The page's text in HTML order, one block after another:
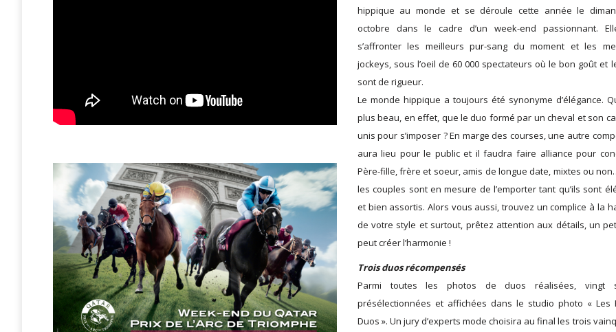
hippique au monde et se déroule cette année le
octobre dans le cadre d’un week-end passionnant.
s’affronter les meilleurs pur-sang du moment et les
jockeys, sous l’oeil de 60 000 spectateurs où le bon goût et
sont de rigueur.
Le monde hippique a toujours été synonyme d’élégance.
plus beau, en effet, que le duo formé par un cheval et son
unis pour s’imposer ? En marge des courses, une autre
aura lieu pour le public et il faudra faire alliance pour
Père-fille, frère et soeur, amis de longue date, mixtes ou
les couples sont en mesure de l’emporter tant qu’ils sont
et bien assortis. Alors vous aussi, trouvez un complice à la
de votre style et surtout, prêtez attention aux détails, un
peut créer l’harmonie !
Trois duos récompensés
Parmi toutes les photos de duos réalisées, vingt
présélectionnées et affichées dans le studio photo « Les
Duos ». Un jury d’experts mode choisira au final les trois